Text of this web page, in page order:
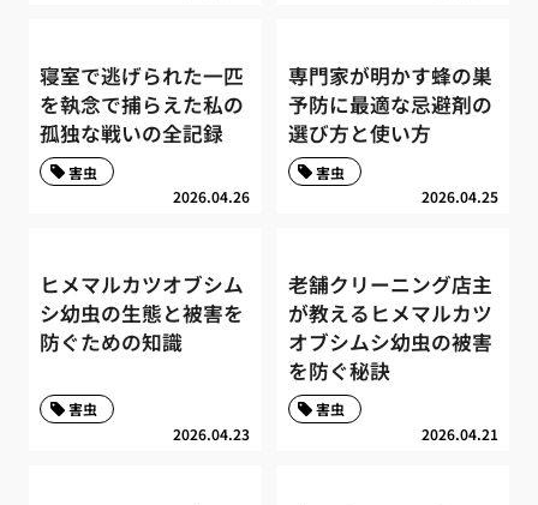
寝室で逃げられた一匹
を執念で捕らえた私の
孤独な戦いの全記録
2026.04.26
害虫
専門家が明かす蜂の巣
予防に最適な忌避剤の
選び方と使い方
2026.04.25
害虫
ヒメマルカツオブシム
シ幼虫の生態と被害を
防ぐための知識
2026.04.23
害虫
老舗クリーニング店主
が教えるヒメマルカツ
オブシムシ幼虫の被害
を防ぐ秘訣
2026.04.21
害虫